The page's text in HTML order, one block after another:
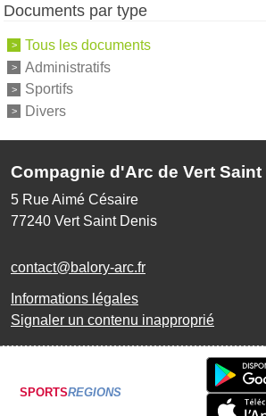
Documents par type
Tous les documents
Administratifs
Sportifs
Divers
Compagnie d'Arc de Vert
5 Rue Aimé Césaire
77240 Vert Saint Denis
contact@balory-arc.fr
Informations légales
Signaler un contenu inapproprié
SPORTSREGIONS